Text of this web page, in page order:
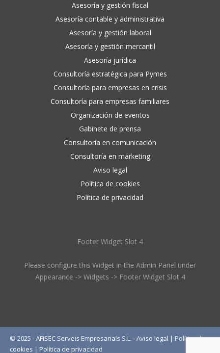
Asesoría y gestión fiscal
Asesoría contable y administrativa
Asesoría y gestión laboral
Asesoría y gestión mercantil
Asesoría jurídica
Consultoría estratégica para Pymes
Consultoría para empresas en crisis
Consultoría para empresas familiares
Organización de eventos
Gabinete de prensa
Consultoría en comunicación
Consultoría en marketing
Aviso legal
Política de cookies
Política de privacidad
Footer Widget Slot 4
Please configure this Widget in the Admin Panel under
Appearance -> Widgets -> Footer Widget Slot 4
© 2025 - AFISEC Serveis Empresarials S.L. -Aviso legal | Política de
cookies | Política de privacidad